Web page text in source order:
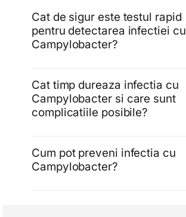
Cat de sigur este testul rapid
pentru detectarea infectiei cu
Campylobacter?
Cat timp dureaza infectia cu
Campylobacter si care sunt
complicatiile posibile?
Cum pot preveni infectia cu
Campylobacter?